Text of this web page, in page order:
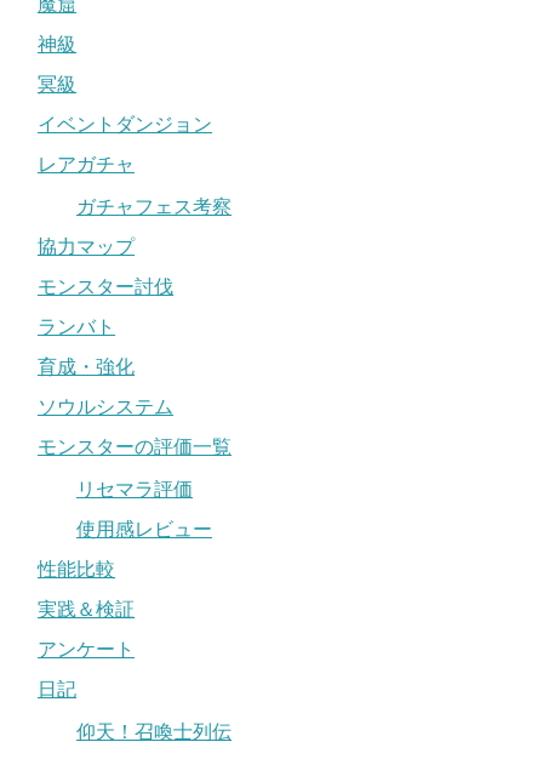
神級
冥級
イベントダンジョン
レアガチャ
ガチャフェス考察
協力マップ
モンスター討伐
ランバト
育成・強化
ソウルシステム
モンスターの評価一覧
リセマラ評価
使用感レビュー
性能比較
実践＆検証
アンケート
日記
仰天！召喚士列伝